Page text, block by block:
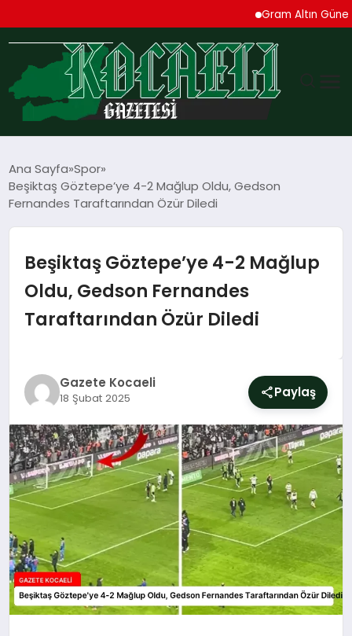
Gram Altın Güne
TEKNOLOJI
SPOR
MAGAZIN
YAŞAM
DÜNYA
SAĞLIK
Ana Sayfa Spor
Beşiktaş Göztepe’ye 4-2 Mağlup Oldu, Gedson
Fernandes Taraftarından Özür Diledi
Beşiktaş Göztepe’ye 4-2 Mağlup
Oldu, Gedson Fernandes
Taraftarından Özür Diledi
Gazete Kocaeli
18 Şubat 2025 Paylaş